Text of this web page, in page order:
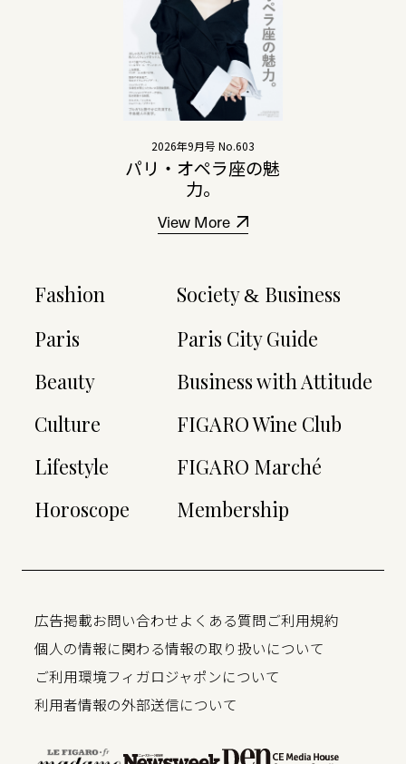
2026年9月号 No.603
パリ・オペラ座の魅
力。
View More
Fashion
Paris
Beauty
Culture
Lifestyle
Horoscope
Society& Business
Paris City Guide
Business with Attitude
FIGARO Wine Club
FIGARO Marché
Membership
広告掲載お問い合わせよくある質問ご利用規約
個人の情報に関わる情報の取り扱いについて
ご利用環境フィガロジャポンについて
利用者情報の外部送信について